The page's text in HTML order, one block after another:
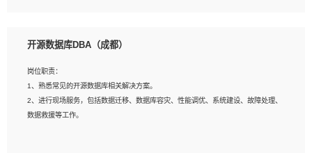
1、专科及以上学历，三年以上工作经验，计算机等相关专业；
3、熟悉常见操作系统、存储、网络、 IO 等相关原理；
4、具有迁移工具实操经验，具备P2V、V2V迁移能力；
5、熟练华为、VMware虚拟化、云计算及云存储技术；
6、熟悉主流数据库、应用服务器、中间件部署架构和运维方法；
开源数据库DBA（成都）
岗位职责：
1、熟悉常见的开源数据库相关解决方案。
2、进行现场服务，包括数据迁移、数据库容灾、性能调优、系统建设、故障处理、
数据救援等工作。